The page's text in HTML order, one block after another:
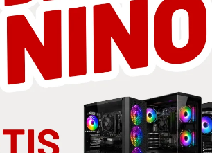
A TODO EL PAÍS CON LA COMPRA
Mouse